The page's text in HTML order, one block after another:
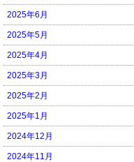
2025年6月
2025年5月
2025年4月
2025年3月
2025年2月
2025年1月
2024年12月
2024年11月